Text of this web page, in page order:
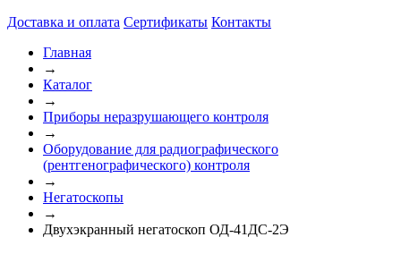
Доставка и оплата Сертификаты Контакты
Главная
→
Каталог
→
Приборы неразрушающего контроля
→
Оборудование для радиографического
(рентгенографического) контроля
→
Негатоскопы
→
Двухэкранный негатоскоп ОД-41ДС-2Э